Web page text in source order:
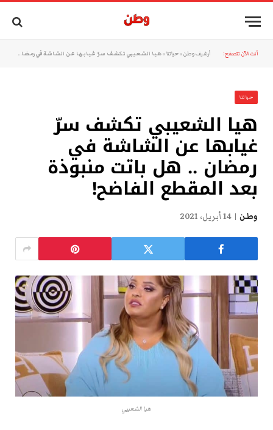
أنت الآن تتصفح: أرشيف وطن »حياتنا »هيا الشعيبي تكشف سرّ غيابها عن الشاشة في رمضان .. هل باتت منبوذة بعد المقطع الفاضح!
حياتنا
هيا الشعيبي تكشف سرّ
غيابها عن الشاشة في
رمضان .. هل باتت منبوذة
بعد المقطع الفاضح!
وطن 14 أبريل، 2021
هيا الشعيبي